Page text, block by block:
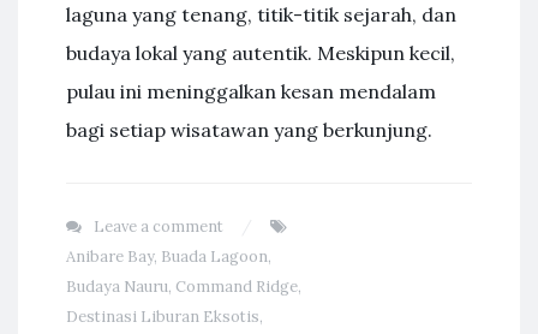
laguna yang tenang, titik-titik sejarah, dan
budaya lokal yang autentik. Meskipun kecil,
pulau ini meninggalkan kesan mendalam
bagi setiap wisatawan yang berkunjung.
Leave a comment
Anibare Bay, Buada Lagoon,
Budaya Nauru, Command Ridge,
Destinasi Liburan Eksotis,